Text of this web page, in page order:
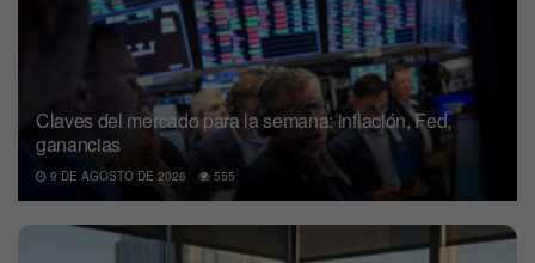
Claves del mercado para la semana: inflación, Fed,
ganancias
9 DE AGOSTO DE 2026 555